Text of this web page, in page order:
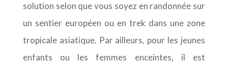
solution selon que vous soyez en randonnée sur
un sentier européen ou en trek dans une zone
tropicale asiatique. Par ailleurs, pour les jeunes
enfants ou les femmes enceintes, il est